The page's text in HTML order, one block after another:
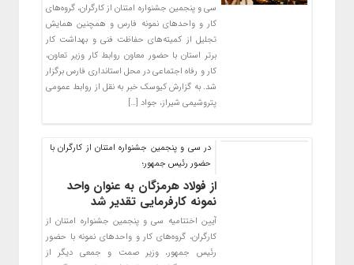
سی و پنجمین جشنواره امتنان از کارگران، گروه‌های
کار و واحدهای نمونه فارس و همچنین همایش
تجلیل از کمیته‌های حفاظت فنی و بهداشت کار
برتر استان با حضور معاون روابط کار وزیر تعاون،
کار و رفاه اجتماعی در محل استانداری فارس برگزار
شد. به گزارش کیوسک خبر به نقل از روابط عمومی
پتروشیمی شیراز، جواد […]
در سی و پنجمین جشنواره امتنان از کارگران با
حضور رئیس جمهور؛
از فولاد هرمزگان به عنوان واحد
نمونه کارفرمایی تقدیر شد
آیین اختتامیه سی و پنجمین جشنواره امتنان از
کارگران، گروه‌های کار و واحدهای نمونه با حضور
رئیس جمهور، وزیر صمت و جمعی دیگر از